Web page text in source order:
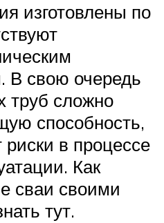
изготовлены по
В свою очередь
труб сложно
способность,
риски в процессе
Как
сваи своими
тут.